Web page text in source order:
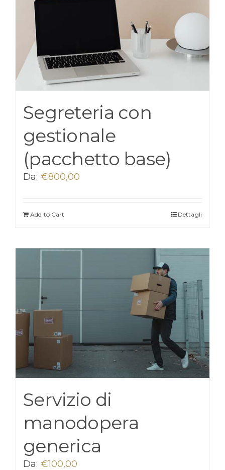
Segreteria con
gestionale
(pacchetto base)
Da: €800,00
Add to Cart Dettagli
Servizio di
manodopera
generica
Da: €100,00